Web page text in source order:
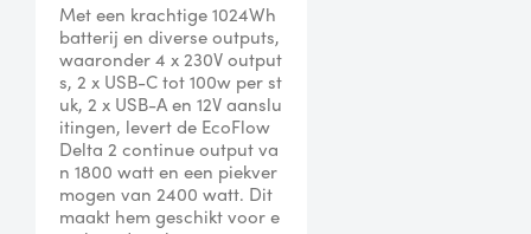
Met een krachtige 1024Wh
batterij en diverse outputs,
waaronder 4 x 230V output
s, 2 x USB-C tot 100w per st
uk, 2 x USB-A en 12V aanslu
itingen, levert de EcoFlow
Delta 2 continue output va
n 1800 watt en een piekver
mogen van 2400 watt. Dit
maakt hem geschikt voor e